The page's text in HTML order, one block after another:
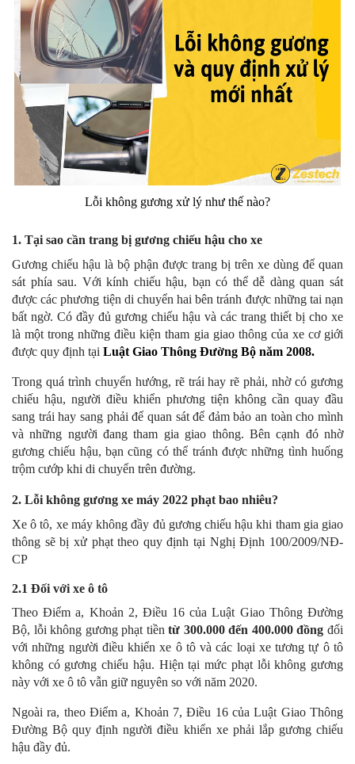
Lỗi không gương xử lý như thế nào?
1. Tại sao cần trang bị gương chiếu hậu cho xe
Gương chiếu hậu là bộ phận được trang bị trên xe dùng để quan
sát phía sau. Với kính chiếu hậu, bạn có thể dễ dàng quan sát
được các phương tiện di chuyển hai bên tránh được những tai nạn
bất ngờ. Có đầy đủ gương chiếu hậu và các trang thiết bị cho xe
là một trong những điều kiện tham gia giao thông của xe cơ giới
được quy định tại Luật Giao Thông Đường Bộ năm 2008.
Trong quá trình chuyển hướng, rẽ trái hay rẽ phải, nhờ có gương
chiếu hậu, người điều khiển phương tiện không cần quay đầu
sang trái hay sang phải để quan sát để đảm bảo an toàn cho mình
và những người đang tham gia giao thông. Bên cạnh đó nhờ
gương chiếu hậu, bạn cũng có thể tránh được những tình huống
trộm cướp khi di chuyển trên đường.
2. Lỗi không gương xe máy 2022 phạt bao nhiêu?
Xe ô tô, xe máy không đầy đủ gương chiếu hậu khi tham gia giao
thông sẽ bị xử phạt theo quy định tại Nghị Định 100/2009/NĐ-
CP
2.1 Đối với xe ô tô
Theo Điểm a, Khoản 2, Điều 16 của Luật Giao Thông Đường
Bộ, lỗi không gương phạt tiền từ 300.000 đến 400.000 đồng đối
với những người điều khiển xe ô tô và các loại xe tương tự ô tô
không có gương chiếu hậu. Hiện tại mức phạt lỗi không gương
này với xe ô tô vẫn giữ nguyên so với năm 2020.
Ngoài ra, theo Điểm a, Khoản 7, Điều 16 của Luật Giao Thông
Đường Bộ quy định người điều khiển xe phải lắp gương chiếu
hậu đầy đủ.